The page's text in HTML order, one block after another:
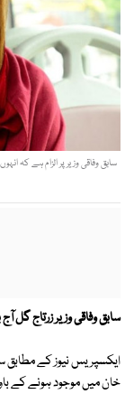
سابق وفاقی وزیر پر الزام ہے کہ
سابق وفاقی وزیر زرتاج گل
ایکسپریس نیوز کے مطابق
خان میں موجود ہونے کے